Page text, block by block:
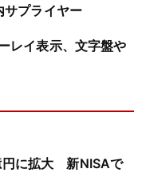
サプライヤー
レイ表示、文字盤や
円に拡大 新NISAで